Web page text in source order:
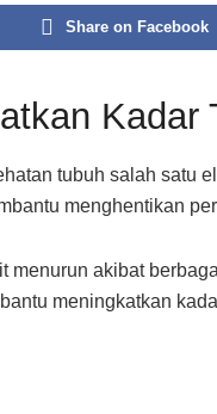
Share on Facebook
Kadar
tubuh salah satu
menghentikan
menurun akibat
meningkatkan